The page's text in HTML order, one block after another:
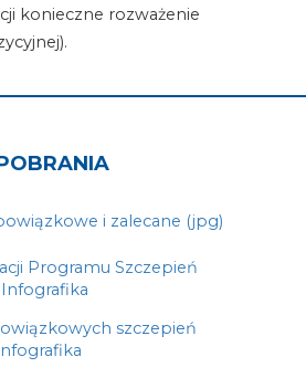
konieczne rozważenie
i zalecane (jpg)
Programu Szczepień
szczepień